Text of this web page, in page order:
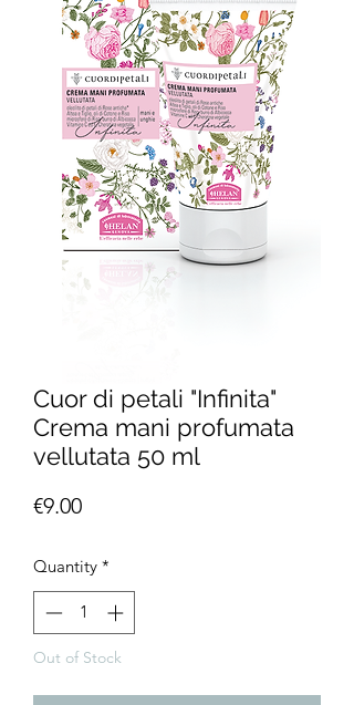
Cuor di petali "Infinita"
Crema mani profumata
vellutata 50 ml
€9.00Price
Quantity *
Out of Stock